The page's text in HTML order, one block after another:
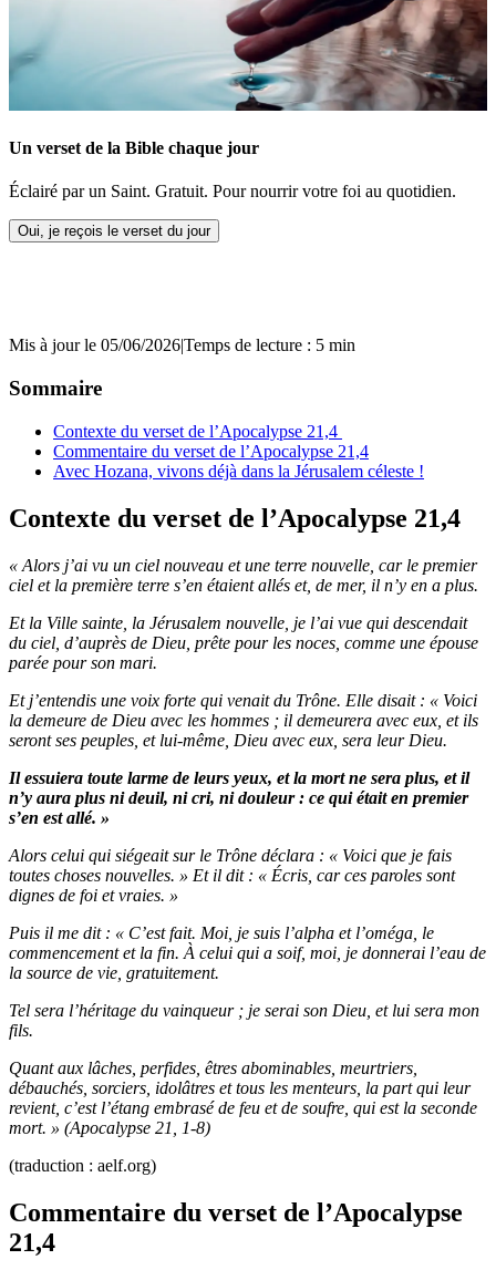
Un verset de la Bible chaque jour
Éclairé par un Saint. Gratuit. Pour nourrir votre foi au quotidien.
Oui, je reçois le verset du jour
Mis à jour le 05/06/2026|Temps de lecture : 5 min
Sommaire
Contexte du verset de l’Apocalypse 21,4
Commentaire du verset de l’Apocalypse 21,4
Avec Hozana, vivons déjà dans la Jérusalem céleste !
Contexte du verset de l’Apocalypse 21,4
« Alors j’ai vu un ciel nouveau et une terre nouvelle, car le premier
ciel et la première terre s’en étaient allés et, de mer, il n’y en a plus.
Et la Ville sainte, la Jérusalem nouvelle, je l’ai vue qui descendait
du ciel, d’auprès de Dieu, prête pour les noces, comme une épouse
parée pour son mari.
Et j’entendis une voix forte qui venait du Trône. Elle disait : « Voici
la demeure de Dieu avec les hommes ; il demeurera avec eux, et ils
seront ses peuples, et lui-même, Dieu avec eux, sera leur Dieu.
Il essuiera toute larme de leurs yeux, et la mort ne sera plus, et il
n’y aura plus ni deuil, ni cri, ni douleur : ce qui était en premier
s’en est allé. »
Alors celui qui siégeait sur le Trône déclara : « Voici que je fais
toutes choses nouvelles. » Et il dit : « Écris, car ces paroles sont
dignes de foi et vraies. »
Puis il me dit : « C’est fait. Moi, je suis l’alpha et l’oméga, le
commencement et la fin. À celui qui a soif, moi, je donnerai l’eau de
la source de vie, gratuitement.
Tel sera l’héritage du vainqueur ; je serai son Dieu, et lui sera mon
fils.
Quant aux lâches, perfides, êtres abominables, meurtriers,
débauchés, sorciers, idolâtres et tous les menteurs, la part qui leur
revient, c’est l’étang embrasé de feu et de soufre, qui est la seconde
mort. » (Apocalypse 21, 1-8)
(traduction : aelf.org)
Commentaire du verset de l’Apocalypse
21,4